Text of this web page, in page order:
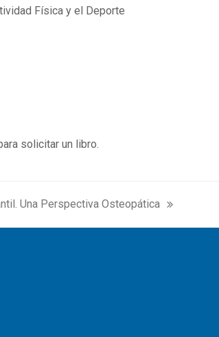
Física y el Deporte
solicitar un libro.
Una Perspectiva Osteopática